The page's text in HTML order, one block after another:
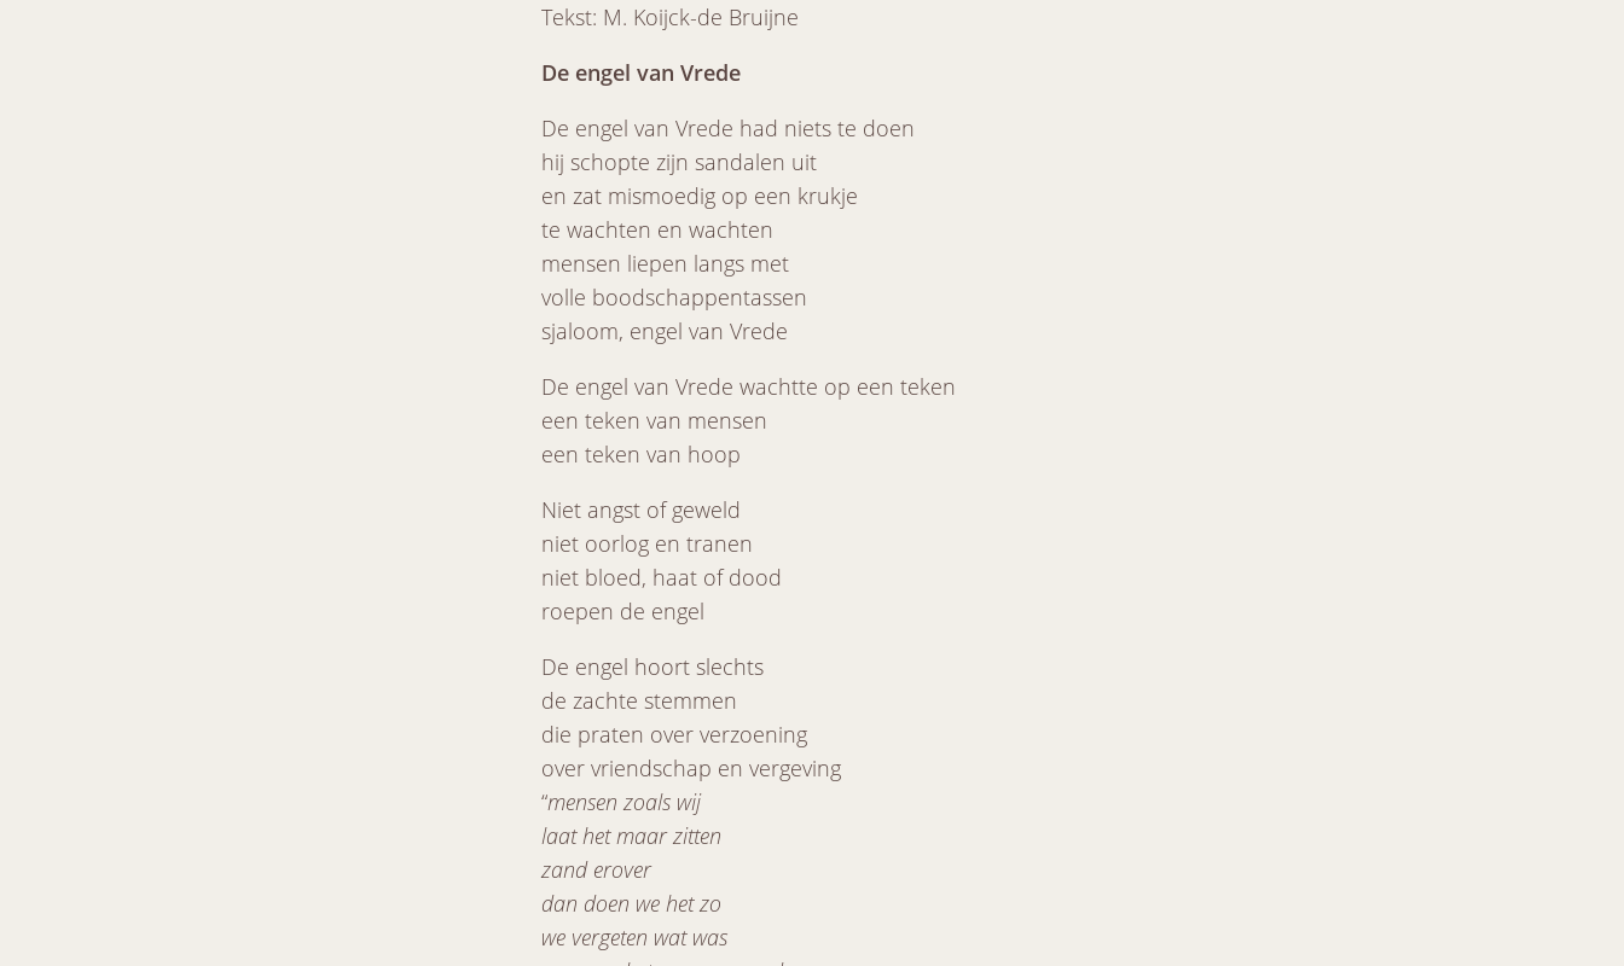
Tekst: M. Koijck-de Bruijne
De engel van Vrede
De engel van Vrede had niets te doen
hij schopte zijn sandalen uit
en zat mismoedig op een krukje
te wachten en wachten
mensen liepen langs met
volle boodschappentassen
sjaloom, engel van Vrede
De engel van Vrede wachtte op een teken
een teken van mensen
een teken van hoop
Niet angst of geweld
niet oorlog en tranen
niet bloed, haat of dood
roepen de engel
De engel hoort slechts
de zachte stemmen
die praten over verzoening
over vriendschap en vergeving
“mensen zoals wij
laat het maar zitten
zand erover
dan doen we het zo
we vergeten wat was